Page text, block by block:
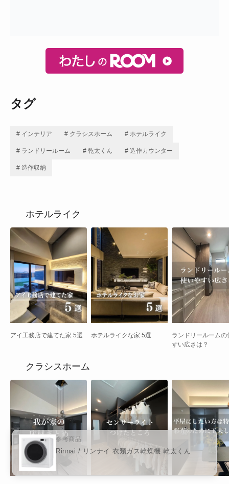
参考商品
Rinnai / リンナイ 衣類ガス乾燥機 乾太くん
タグ
# インテリア # クラシスホーム # ホテルライク
# ランドリールーム # 乾太くん # 造作カウンター
# 造作収納
ホテルライク
アイ工務店で建てた家 5選 ホテルライクな家 5選
ランドリールームの
すい広さは？
クラシスホーム